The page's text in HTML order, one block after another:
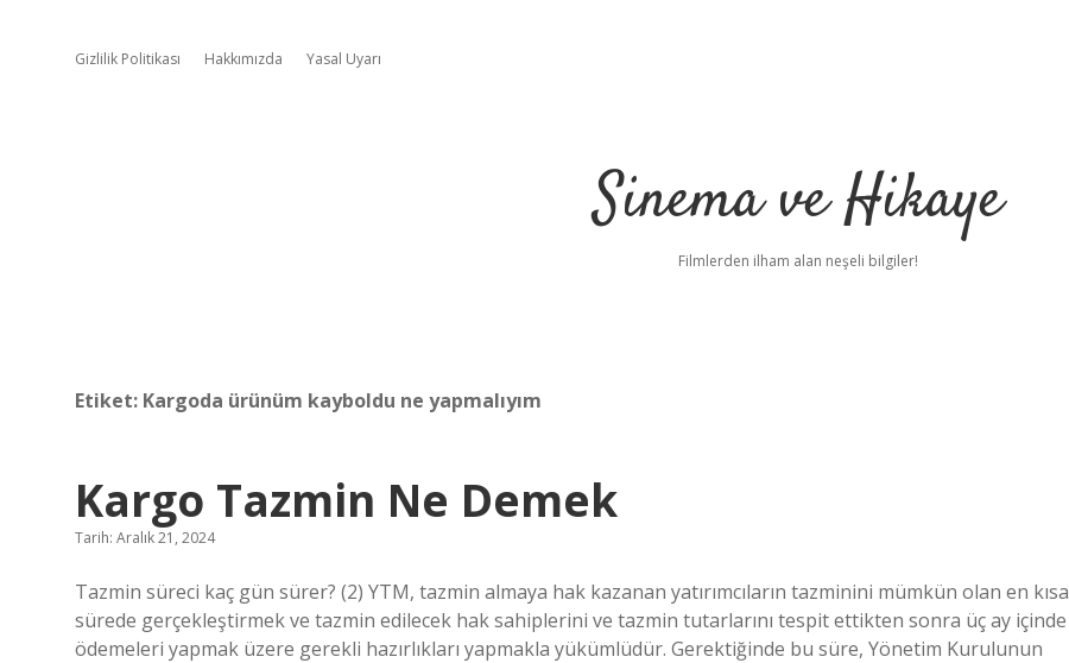
Gizlilik Politikası Hakkımızda Yasal Uyarı
Sinema ve Hikaye
Filmlerden ilham alan neşeli bilgiler!
Etiket: Kargoda ürünüm kayboldu ne yapmalıyım
Kargo Tazmin Ne Demek
Tarih: Aralık 21, 2024
Tazmin süreci kaç gün sürer? (2) YTM, tazmin almaya hak kazanan yatırımcıların tazminini mümkün olan en kısa
sürede gerçekleştirmek ve tazmin edilecek hak sahiplerini ve tazmin tutarlarını tespit ettikten sonra üç ay içinde
ödemeleri yapmak üzere gerekli hazırlıkları yapmakla yükümlüdür. Gerektiğinde bu süre, Yönetim Kurulunun